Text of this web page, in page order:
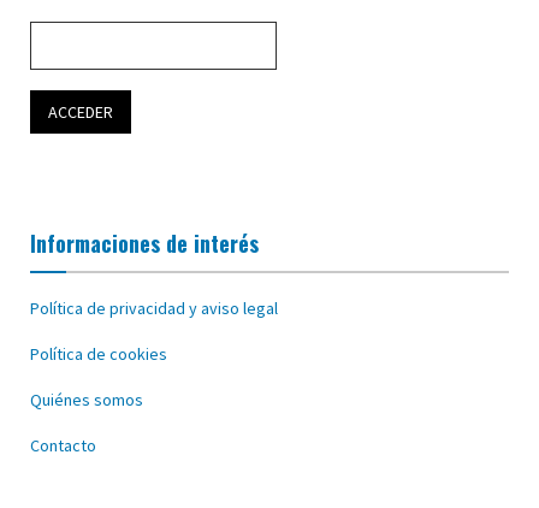
Informaciones de interés
Política de privacidad y aviso legal
Política de cookies
Quiénes somos
Contacto